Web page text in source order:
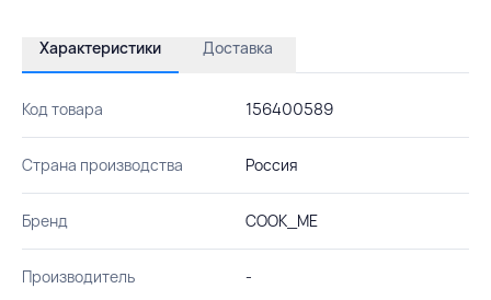
Характеристики Доставка
Код товара 156400589
Страна производства Россия
Бренд COOK_ME
Производитель -